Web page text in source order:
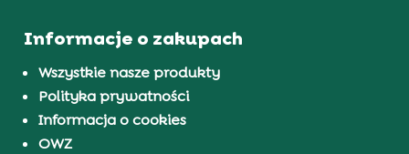
Informacje o zakupach
Wszystkie nasze produkty
Polityka prywatności
Informacja o cookies
OWZ